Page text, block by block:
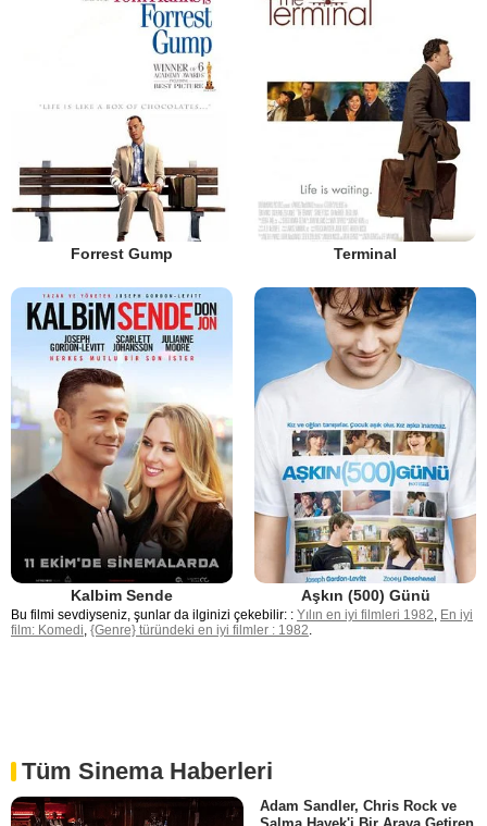
Forrest Gump Terminal
Kalbim Sende Aşkın (500) Günü
Bu filmi sevdiyseniz, şunlar da ilginizi çekebilir: : Yılın en iyi filmleri 1982, En iyi
film: Komedi, {Genre} türündeki en iyi filmler : 1982.
Tüm Sinema Haberleri
Adam Sandler, Chris Rock ve